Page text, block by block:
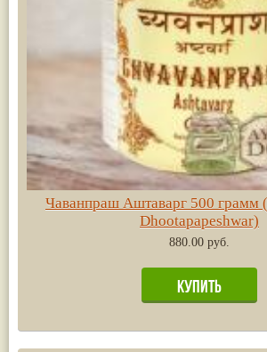
Чаванпраш Аштаварг 500 грамм
Dhootapapeshwar)
880.00 руб.